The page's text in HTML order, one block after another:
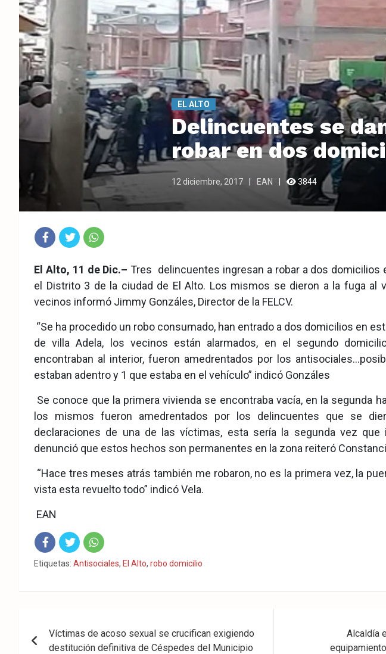
EL ALTO
Delincuentes se
robar en dos
12 diciembre, 2017 EAN 3844
eb
ook
ter
tsA
pp
El Alto, 11 de Dic.– Tres delincuentes ingresan a robar a dos domicilios
el Distrito 3 de la ciudad de El Alto. Los mismos se dieron a la fuga al
vecinos informó Jimmy Gonzáles, Director de la FELCV.
“Se ha procedido un robo consumado, han entrado a dos domicilios en
de villa Adela, los vecinos están alarmados, en el segundo
encontraban al interior, fueron amedrentados por los
estaban adentro y 1 que estaba en el vehículo” indicó Gonzáles
Se conoce que la primera vivienda se encontraba vacía, en la segunda
los mismos fueron amedrentados por los delincuentes que se
declaraciones de una de las víctimas, esta sería la segunda vez que
denunció que estos hechos son permanentes en la zona reiteró
“Hace tres meses atrás también me robaron, no es la primera vez, la
vista esta revuelto todo” indicó Vela.
EAN
Fac Twit Wha
Etiquetas: Antisociales, El Alto, robo domicilio
de
Víctimas de acoso sexual se crucifican exigiendo
destitución definitiva de Céspedes del Municipio
Alcaldía